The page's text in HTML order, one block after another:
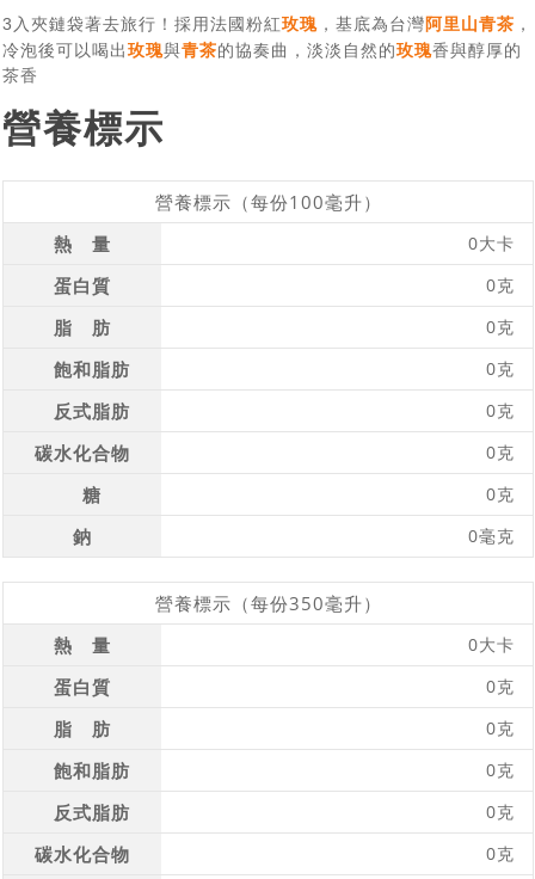
3 入夾鏈袋著去旅行！ 採用法國粉紅玫瑰 ，基底為台灣阿里山青茶 ，
冷泡後可以喝出玫瑰與青茶的協奏曲，淡淡自然的玫瑰香與醇厚的
茶香
營養標示
營養標示（每份100毫升）
熱 量
0大卡
蛋白質 0克
脂 肪 0克
飽和脂肪 0克
反式脂肪 0克
碳水化合物 0克
糖 0克
鈉 0毫克
營養標示（每份350毫升）
熱 量
0大卡
蛋白質 0克
脂 肪 0克
飽和脂肪 0克
反式脂肪 0克
碳水化合物 0克